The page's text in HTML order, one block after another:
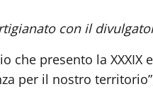
con il
che presento la
per il nostro